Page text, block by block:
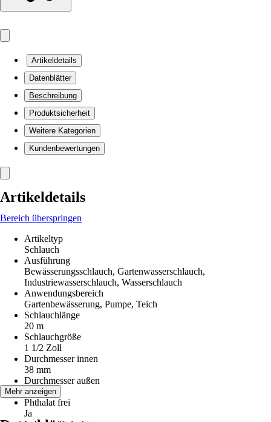
Artikeldetails
Datenblätter
Beschreibung
Produktsicherheit
Weitere Kategorien
Kundenbewertungen
Artikeldetails
Bereich überspringen
Artikeltyp
Schlauch
Ausführung
Bewässerungsschlauch, Gartenwasserschlauch,
Industriewasserschlauch, Wasserschlauch
Anwendungsbereich
Gartenbewässerung, Pumpe, Teich
Schlauchlänge
20 m
Schlauchgröße
1 1/2 Zoll
Durchmesser innen
38 mm
Durchmesser außen
40 mm
Phthalat frei
Ja
Mehr anzeigen